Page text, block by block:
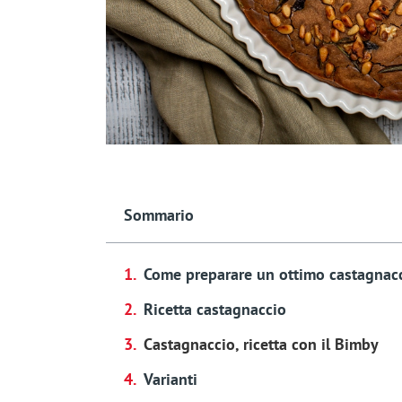
Sommario
Come preparare un ottimo
Ricetta castagnaccio
Castagnaccio, ricetta con il Bimby
Varianti